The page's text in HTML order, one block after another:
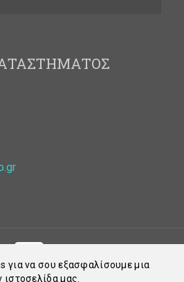
για να σου εξασφαλίσουμε μια
ιστοσελίδα μας.